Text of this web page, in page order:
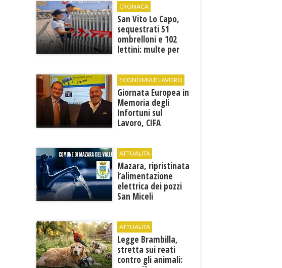
presente”
CRONACA
San Vito Lo Capo,
sequestrati 51
ombrelloni e 102
lettini: multe per
ECONOMIA E LAVORO
Giornata Europea in
Memoria degli
Infortuni sul
Lavoro, CIFA
tradursi in
prevenzione”
ATTUALITÀ
Mazara, ripristinata
l’alimentazione
elettrica dei pozzi
San Miceli
ATTUALITÀ
Legge Brambilla,
stretta sui reati
contro gli animali: